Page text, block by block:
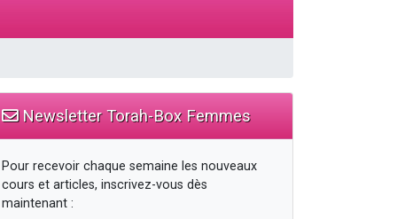
Newsletter Torah-Box Femmes
Pour recevoir chaque semaine les nouveaux
cours et articles, inscrivez-vous dès
maintenant :